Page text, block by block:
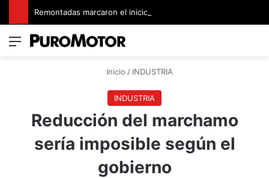
Menú
Inicio / INDUSTRIA
INDUSTRIA
Reducción del marchamo
sería imposible según el
gobierno